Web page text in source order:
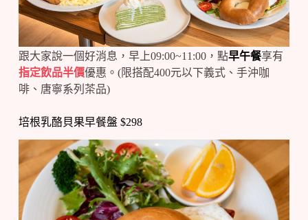
跟大家說一個好消息，早上09:00~11:00，點早午餐享有
指定飲品半價優惠。(限搭配400元以下義式、手沖咖
啡、唐寧系列茶品)
培根乳酪貝果早餐盤 $298